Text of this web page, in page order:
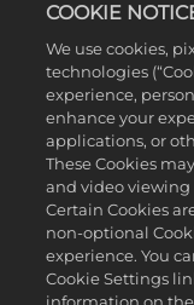
©2025 Take-Two
COOKIE
We use cookies,
technologies
experience,
enhance your
applications, or
These Cookies
and video
Certain Cookies
non-optional
experience. You
Cookie Settings